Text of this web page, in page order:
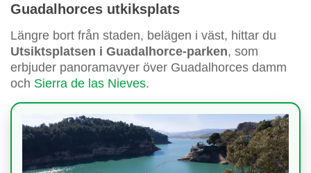
Guadalhorces utkiksplats
Längre bort från staden, belägen i väst, hittar du
Utsiktsplatsen i Guadalhorce-parken, som
erbjuder panoramavyer över Guadalhorces damm
och Sierra de las Nieves.